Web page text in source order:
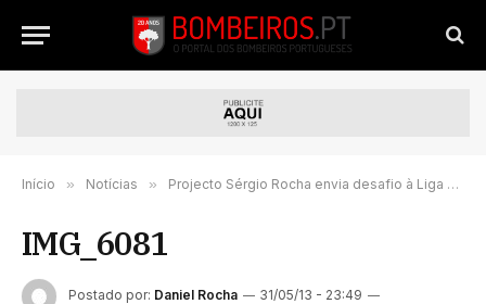
Início » Notícias » Projecto Sérgio Rocha envia desafio à Liga dos Bombeiros Portugueses
IMG_6081
Postado por: Daniel Rocha
31/05/13 - 23:49